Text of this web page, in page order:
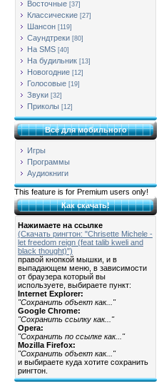
Восточные [37]
Классические [27]
Шансон [119]
Саундтреки [80]
На SMS [40]
На будильник [13]
Новогодние [12]
Голосовые [19]
Звуки [32]
Приколы [12]
Всё для мобильного
Игры
Программы
Аудиокниги
This feature is for Premium users only!
Как скачать!
Нажимаете на ссылке
(Скачать рингтон: "Chrisette Michele -
let freedom reign (feat talib kweli and
black thought)")
правой кнопкой мышки, и в
выпадающем меню, в зависимости
от браузера который вы
используете, выбираете пункт:
Internet Explorer:
"Сохранить объект как..."
Google Chrome:
"Сохранить ссылку как..."
Opera:
"Сохранить по ссылке как..."
Mozilla Firefox:
"Сохранить объект как..."
и выбираете куда хотите сохранить
рингтон.